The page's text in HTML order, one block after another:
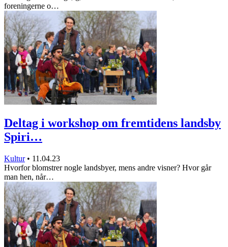
foreningerne o…
Deltag i workshop om fremtidens landsby
Spiri…
Kultur • 11.04.23
Hvorfor blomstrer nogle landsbyer, mens andre visner? Hvor går
man hen, når…